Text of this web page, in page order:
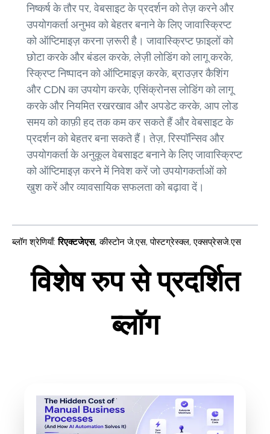
निष्कर्ष के तौर पर, वेबसाइट के प्रदर्शन को तेज़ करने और
उपयोगकर्ता अनुभव को बेहतर बनाने के लिए जावास्क्रिप्ट
को ऑप्टिमाइज़ करना ज़रूरी है। जावास्क्रिप्ट फ़ाइलों को
छोटा करके और बंडल करके, लेज़ी लोडिंग को लागू करके,
स्क्रिप्ट निष्पादन को ऑप्टिमाइज़ करके, ब्राउज़र कैशिंग
और CDN का उपयोग करके, एसिंक्रोनस लोडिंग को लागू
करके और नियमित रखरखाव और अपडेट करके, आप लोड
समय को काफ़ी हद तक कम कर सकते हैं और वेबसाइट के
प्रदर्शन को बेहतर बना सकते हैं। तेज़, रिस्पॉन्सिव और
उपयोगकर्ता के अनुकूल वेबसाइट बनाने के लिए जावास्क्रिप्ट
को ऑप्टिमाइज़ करने में निवेश करें जो उपयोगकर्ताओं को
खुश करें और व्यावसायिक सफलता को बढ़ावा दें।
ब्लॉग श्रेणियाँ: रिएक्टजेएस, कीस्टोन जे.एस,पोस्टग्रेस्क्ल,एक्सप्रेसजे.एस
विशेष रुप से प्रदर्शित
ब्लॉग